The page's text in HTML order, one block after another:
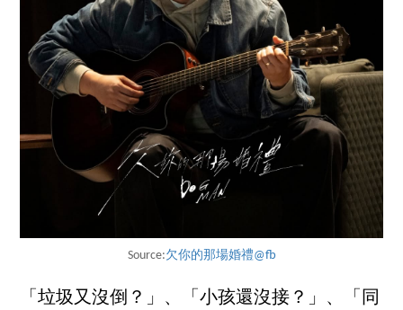
Source:欠你的那場婚禮@fb
「垃圾又沒倒？」、「小孩還沒接？」、「同